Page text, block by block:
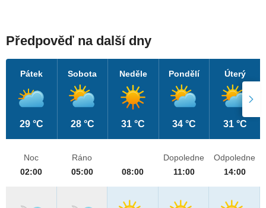
Předpověď na další dny
Pátek
29 °C
Sobota
28 °C
Neděle
31 °C
Pondělí
34 °C
Úterý
31 °C
Noc
02:00
Ráno
05:00
08:00
Dopoledne
11:00
Odpoledne
14:00